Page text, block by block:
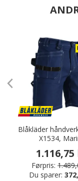
Blåkläder
X1534,
Førpris:
Du sparer: